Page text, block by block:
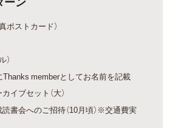
ポストカード）
）
Thanks memberとしてお名前を記載
イブセット（大）
書会へのご招待（10月頃）※交通費実